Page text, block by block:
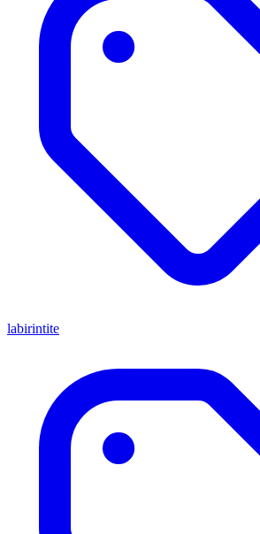
labirintite